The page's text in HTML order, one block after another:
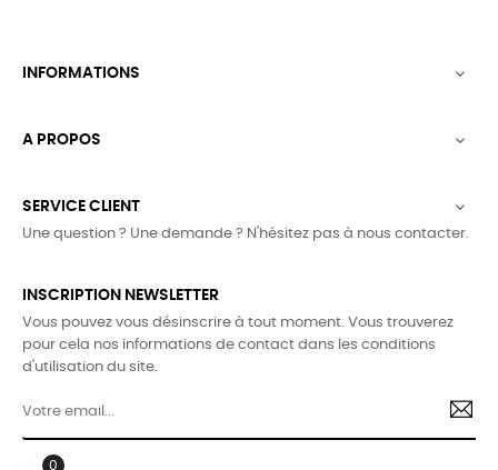
INFORMATIONS 
A PROPOS 
SERVICE CLIENT 
Une question ? Une demande ? N'hésitez pas à nous contacter.
INSCRIPTION NEWSLETTER
Vous pouvez vous désinscrire à tout moment. Vous trouverez
pour cela nos informations de contact dans les conditions
d'utilisation du site.
0